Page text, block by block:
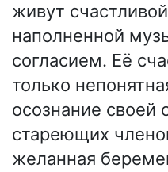
живут
наполненной
согласием. Её
только
осознание своей
стареющих
желанная